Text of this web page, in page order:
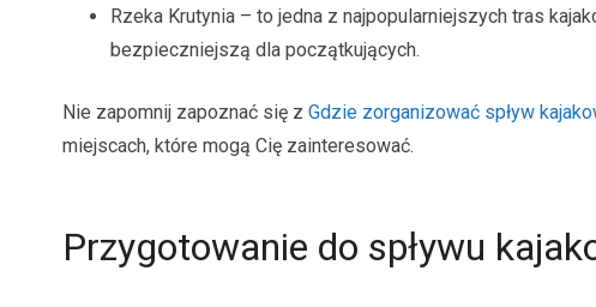
Rzeka Krutynia – to jedna z najpopularniejszych tras
bezpieczniejszą dla początkujących.
Nie zapomnij zapoznać się z Gdzie zorganizować spływ
miejscach, które mogą Cię zainteresować.
Przygotowanie do spływu